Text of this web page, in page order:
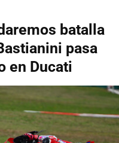
batalla
pasa
en Ducati